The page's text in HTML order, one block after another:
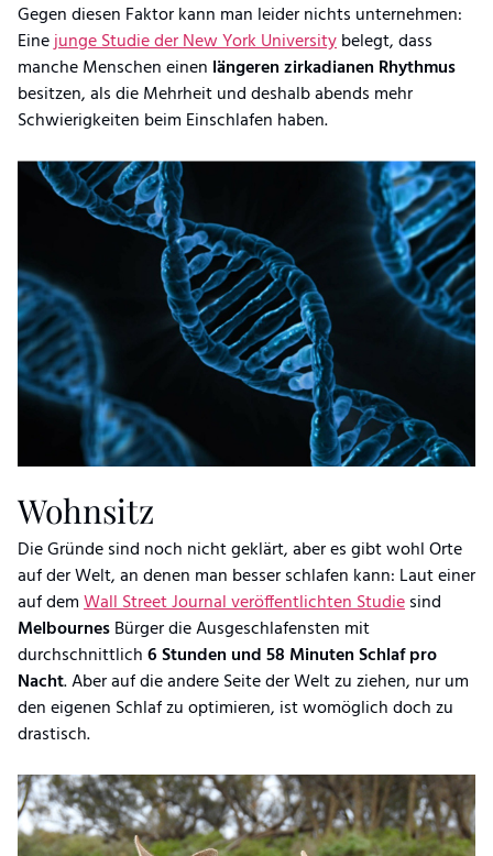
Gegen diesen Faktor kann man leider nichts unternehmen:
Einejunge Studie der New York Universitybelegt, dass
manche Menschen einen längeren zirkadianen Rhythmus
besitzen, als die Mehrheit und deshalb abends mehr
Schwierigkeiten beim Einschlafen haben.
Wohnsitz
Die Gründe sind noch nicht geklärt, aber es gibt wohl Orte
auf der Welt, an denen man besser schlafen kann: Laut einer
auf demWall Street Journal veröffentlichten Studiesind
MelbournesBürger die Ausgeschlafensten mit
durchschnittlich6 Stunden und 58 Minuten Schlaf pro
Nacht. Aber auf die andere Seite der Welt zu ziehen, nur um
den eigenen Schlaf zu optimieren, ist womöglich doch zu
drastisch.